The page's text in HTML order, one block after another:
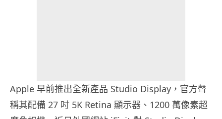
Apple 早前推出全新產品 Studio Display，官方聲
稱其配備 27 吋 5K Retina 顯示器、1200 萬像素超